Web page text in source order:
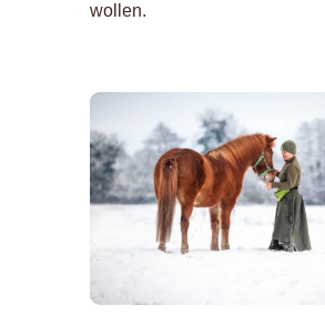
wollen.